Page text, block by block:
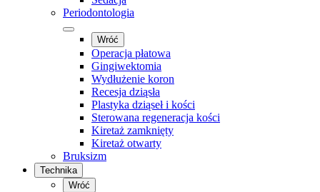
Periodontologia
Wróć
Operacja płatowa
Gingiwektomia
Wydłużenie koron
Recesja dziąsła
Plastyka dziąseł i kości
Sterowana regeneracja kości
Kiretaż zamknięty
Kiretaż otwarty
Bruksizm
Technika
Wróć